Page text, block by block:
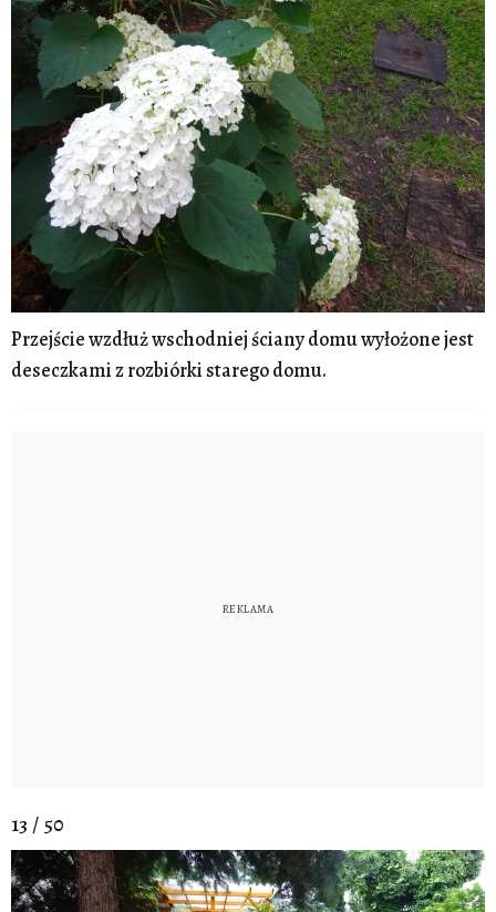
Przejście wzdłuż wschodniej ściany domu wyłożone jest
deseczkami z rozbiórki starego domu.
13 / 50